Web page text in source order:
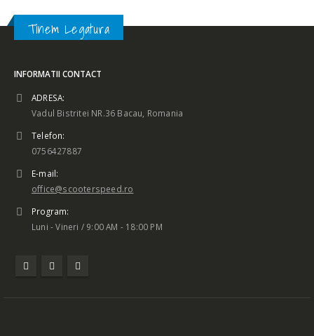
Tinem Legatura
INFORMATII CONTACT
ADRESA:
Vadul Bistritei NR.36 Bacau, Romania
Telefon:
0756427887
E-mail:
office@scooterspeed.ro
Program:
Luni - Vineri / 9:00 AM - 18:00 PM